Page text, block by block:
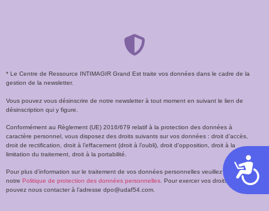
* Le Centre de Ressource INTIMAGIR Grand Est traite vos données dans le cadre de la
gestion de la newsletter.
Vous pouvez vous désinscrire de notre newsletter à tout moment en suivant le lien de
désinscription qui y figure.
Conformément au Règlement (UE) 2016/679 relatif à la protection des données à
caractère personnel, vous disposez des droits suivants sur vos données : droit d’accès,
droit de rectification, droit à l’effacement (droit à l’oubli), droit d’opposition, droit à la
limitation du traitement, droit à la portabilité.
Pour plus d’information sur le traitement de vos données personnelles veuillez accéder à
notre Politique de protection des données personnelles. Pour exercer vos droits, vous
pouvez nous contacter à l’adresse dpo@udaf54.com.